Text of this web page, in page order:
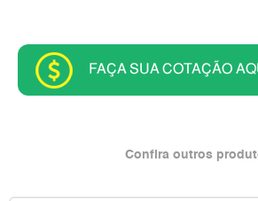
FAÇA SUA COTAÇÃO
Confira outros